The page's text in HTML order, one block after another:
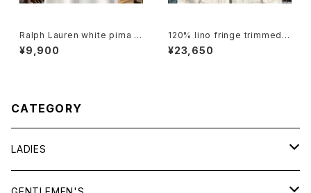
Ralph Lauren white pima c
otton polo Shirt
¥9,900
120% lino fringe trimmed c
ollarless Jacket
¥23,650
CATEGORY
LADIES
TOPS